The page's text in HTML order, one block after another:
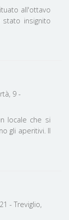
all'ottavo
stato insignito
locale che si
gli aperitivi. Il